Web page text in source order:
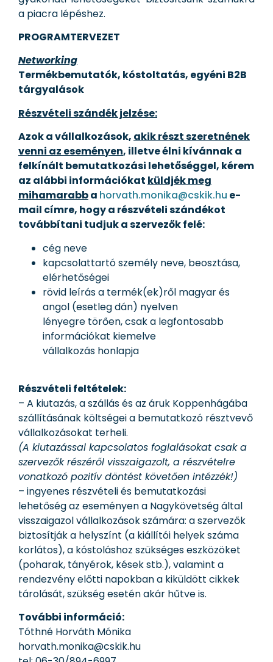
a piacra lépéshez.
PROGRAMTERVEZET
Networking
Termékbemutatók, kóstoltatás, egyéni B2B
tárgyalások
Részvételi szándék jelzése:
Azok a vállalkozások, akik részt szeretnének
venni az eseményen, illetve élni kívánnak a
felkínált bemutatkozási lehetőséggel, kérem
az alábbi információkat küldjék meg
mihamarabba horvath.monika@cskik.hu e-
mail címre, hogy a részvételi szándékot
továbbítani tudjuk a szervezők felé:
cég neve
kapcsolattartó személy neve, beosztása,
elérhetőségei
rövid leírás a termék(ek)ről magyar és
angol (esetleg dán) nyelven
lényegre törően, csak a legfontosabb
információkat kiemelve
vállalkozás honlapja
Részvételi feltételek:
– A kiutazás, a szállás és az áruk Koppenhágába
szállításának költségei a bemutatkozó résztvevő
vállalkozásokat terheli.
(A kiutazással kapcsolatos foglalásokat csak a
szervezők részéről visszaigazolt, a részvételre
vonatkozó pozitív döntést követően intézzék!)
– ingyenes részvételi és bemutatkozási
lehetőség az eseményen a Nagykövetség által
visszaigazol vállalkozások számára: a szervezők
biztosítják a helyszínt (a kiállítói helyek száma
korlátos), a kóstoláshoz szükséges eszközöket
(poharak, tányérok, kések stb.), valamint a
rendezvény előtti napokban a kiküldött cikkek
tárolását, szükség esetén akár hűtve is.
További információ:
Tóthné Horváth Mónika
horvath.monika@cskik.hu